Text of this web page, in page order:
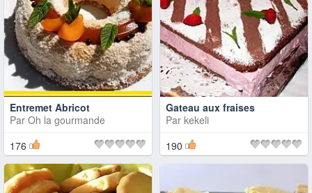
Entremet Abricot
Par Oh la gourmande
176
Gateau aux fraises
Par kekeli
190